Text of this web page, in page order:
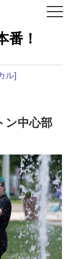
番！
ル]
ン中心部